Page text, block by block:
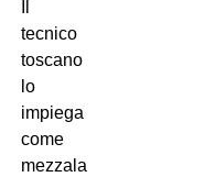
tecnico
toscano
lo
impiega
come
mezzala